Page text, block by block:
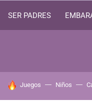
SER PADRES
HOY SE HABLA DE
Juegos Niños